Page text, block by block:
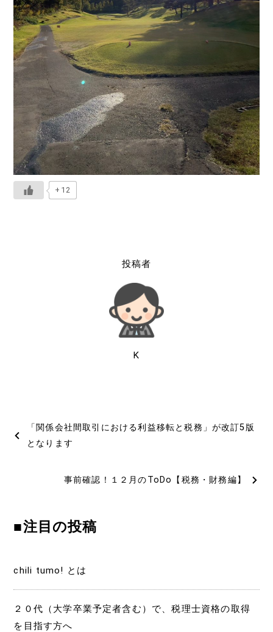
+12
投稿者
K
ゲ
シ
ョ
ン
「関係会社間取引における利益移転と税務」が改訂5版
となります
事前確認！１２月のToDo【税務・財務編】
■注目の投稿
chili tumo! とは
２０代（大学卒業予定者含む）で、税理士資格の取得
を目指す方へ